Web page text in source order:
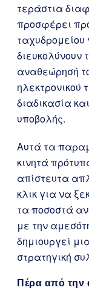
τεράστια
προσφέρει
διευκολύνουν
αναθεώρησή
ηλεκτρονικού
διαδικασία
υποβολής.
Αυτά τα
κινητά
απίστευτα
κλικ για να
τα ποσοστά
με την
δημιουργεί
στρατηγική
Πέρα από την